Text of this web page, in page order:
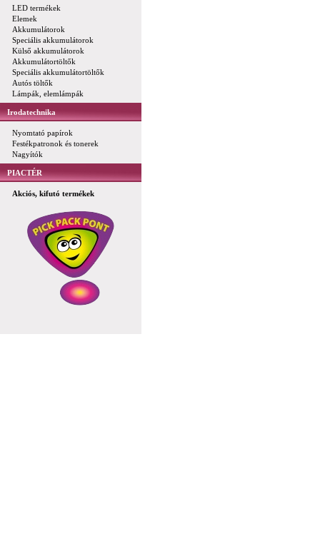
LED termékek
Elemek
Akkumulátorok
Speciális akkumulátorok
Külső akkumulátorok
Akkumulátortöltők
Speciális akkumulátortöltők
Autós töltők
Lámpák, elemlámpák
Irodatechnika
Nyomtató papírok
Festékpatronok és tonerek
Nagyítók
PIACTÉR
Akciós, kifutó termékek